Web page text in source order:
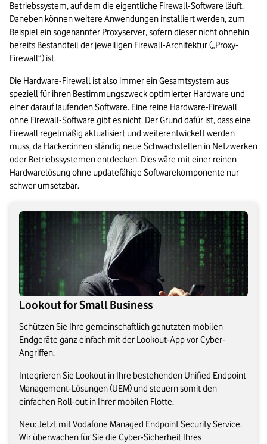
Betriebssystem, auf dem die eigentliche Firewall-Software läuft.
Daneben können weitere Anwendungen installiert werden, zum
Beispiel ein sogenannter Proxyserver, sofern dieser nicht ohnehin
bereits Bestandteil der jeweiligen Firewall-Architektur („Proxy-
Firewall“) ist.
Die Hardware-Firewall ist also immer ein Gesamtsystem aus
speziell für ihren Bestimmungszweck optimierter Hardware und
einer darauf laufenden Software. Eine reine Hardware-Firewall
ohne Firewall-Software gibt es nicht. Der Grund dafür ist, dass eine
Firewall regelmäßig aktualisiert und weiterentwickelt werden
muss, da Hacker:innen ständig neue Schwachstellen in Netzwerken
oder Betriebssystemen entdecken. Dies wäre mit einer reinen
Hardwarelösung ohne updatefähige Softwarekomponente nur
schwer umsetzbar.
Lookout for Small Business
Schützen Sie Ihre gemeinschaftlich genutzten mobilen
Endgeräte ganz einfach mit der Lookout-App vor Cyber-
Angriffen.
Integrieren Sie Lookout in Ihre bestehenden Unified Endpoint
Management-Lösungen (UEM) und steuern somit den
einfachen Roll-out in Ihrer mobilen Flotte.
Neu: Jetzt mit Vodafone Managed Endpoint Security Service.
Wir überwachen für Sie die Cyber-Sicherheit Ihres